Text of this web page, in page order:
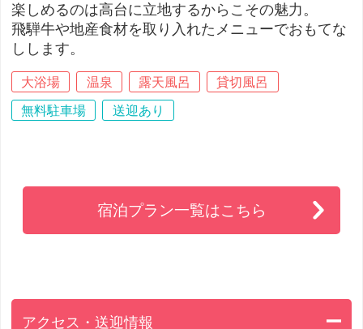
楽しめるのは高台に立地するからこその魅力。
飛騨牛や地産食材を取り入れたメニューでおもてな
しします。
大浴場 温泉 露天風呂
貸切風呂
無料駐車場
送迎あり
宿泊プラン一覧はこちら
アクセス・送迎情報